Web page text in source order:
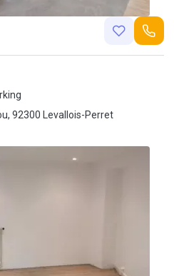
Avenue Georges Pompidou, 92300 Levallois-Perret